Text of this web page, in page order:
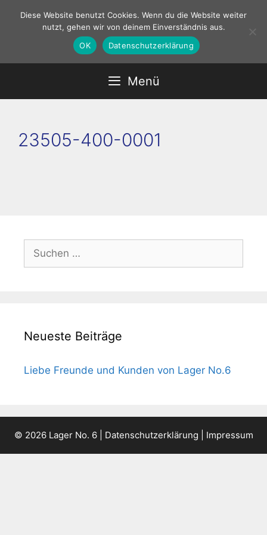
Inhalt
Menü
23505-400-0001
nach:
Neueste Beiträge
Liebe Freunde und Kunden von Lager No.6
© 2026 Lager No. 6 | Datenschutzerklärung Impressum
Diese Website benutzt Cookies. Wenn du die Website weiter
nutzt, gehen wir von deinem Einverständnis aus.
OK
Datenschutzerklärung